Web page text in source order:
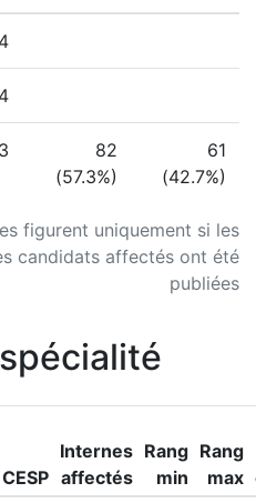
figurent uniquement si les
candidats affectés ont été
publiées
4
82
(57.3%)
61
(42.7%)
CESP
Internes
affectés
Rang
min
Rang
max